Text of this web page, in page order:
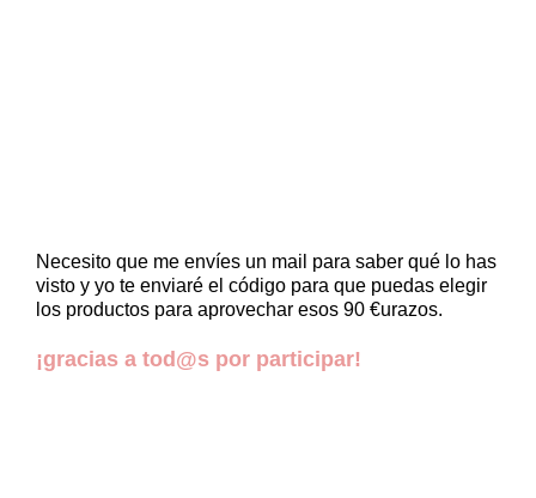
Necesito que me envíes un mail para saber qué lo has
visto y yo te enviaré el código para que puedas elegir
los productos para aprovechar esos 90 €urazos.
¡gracias a tod@s por participar!